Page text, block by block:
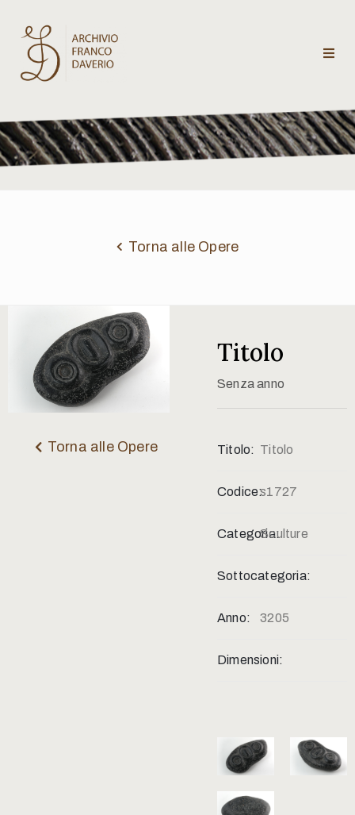
Archivio
Franco
Daverio
Contatti
Torna alle Opere
Torna alle Opere
Titolo
Senza anno
Titolo: Titolo
Codice:s1727
Categoria:Sculture
Sottocategoria:
Anno: 3205
Dimensioni: